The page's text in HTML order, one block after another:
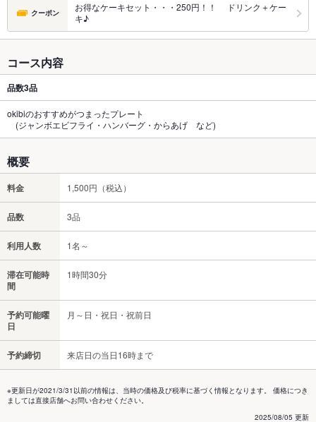
クーポン
お得なケーキセット・・・250円！！ ドリンク＋ケー
キ♪
コース内容
品数3品
okibiのおすすめがつまったプレート
(ジャンボエビフライ・ハンバーグ・からあげ など)
概要
料金 1,500円（税込）
品数 3品
利用人数 1名～
滞在可能時
間
1時間30分
予約可能曜
日
月～日・祝日・祝前日
予約締切 来店日の当日16時まで
※更新日が2021/3/31以前の情報は、当時の価格及び税率に基づく情報となります。 価格につき
ましては直接店舗へお問い合わせください。
2025/08/05 更新